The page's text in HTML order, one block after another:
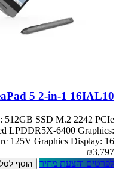
5 2-in-1 16IAL10
512GB SSD M.2 2242 PCIe
LPDDR5X-6400 Graphics:
125V Graphics Display: 16
₪3,797
לפרטים והצעת מחיר
הוסף